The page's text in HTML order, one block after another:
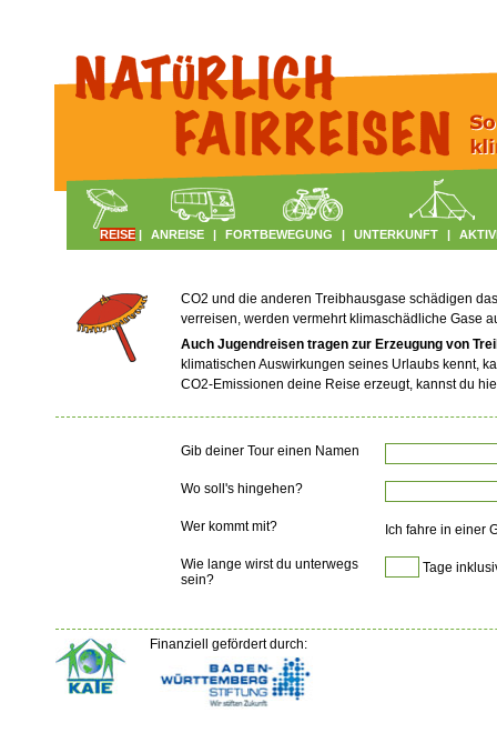
REISE | ANREISE | FORTBEWEGUNG | UNTERKUNFT |
CO2 und die anderen Treibhausgase schädigen
verreisen, werden vermehrt klimaschädliche Gase
Auch Jugendreisen tragen zur Erzeugung von
klimatischen Auswirkungen seines Urlaubs kennt,
CO2-Emissionen deine Reise erzeugt, kannst du
Gib deiner Tour einen Namen
Wo soll's hingehen?
Wer kommt mit? Ich fahre in einer
Wie lange wirst du unterwegs
sein?
Tage
Finanziell gefördert durch: